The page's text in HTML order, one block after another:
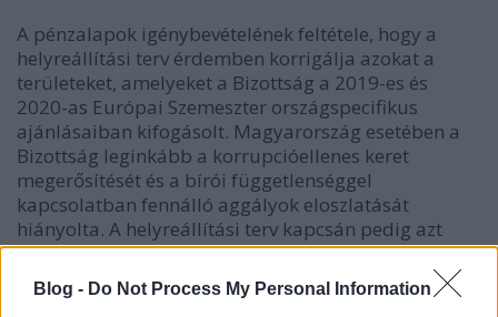
Blog - Do Not Process My Personal Information
A pénzalapok igénybevételének feltétele, hogy a
helyreállítási terv érdemben korrigálja azokat a
területeket, amelyeket a Bizottság a 2019-es és
2020-as Európai Szemeszter országspecifikus
ajánlásaiban kifogásolt. Magyarország esetében a
Bizottság leginkább a korrupcióellenes keret
megerősítését és a bírói függetlenséggel
kapcsolatban fennálló aggályok eloszlatását
hiányolta. A helyreállítási terv kapcsán pedig azt
kifogásolta, hogy ezeken a területeken nem történik
elegendő előrelépés. Vagyis, a világjárvány sújtotta
gazdaság helyreállítást célzó pénzalapokról szóló